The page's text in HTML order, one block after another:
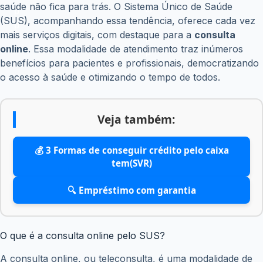
saúde não fica para trás. O Sistema Único de Saúde
(SUS), acompanhando essa tendência, oferece cada vez
mais serviços digitais, com destaque para a consulta
online. Essa modalidade de atendimento traz inúmeros
benefícios para pacientes e profissionais, democratizando
o acesso à saúde e otimizando o tempo de todos.
Veja também:
💰 3 Formas de conseguir crédito pelo caixa
tem(SVR)
🔍 Empréstimo com garantia
O que é a consulta online pelo SUS?
A consulta online, ou teleconsulta, é uma modalidade de